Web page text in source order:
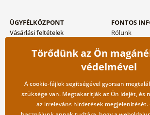
ÜGYFÉLKÖZPONT
Vásárlási feltételek
Szállítási és fizetési módok
FONTOS
Rólunk
Blog
Kapcsolat
Törődünk az Ön
védelmével
A cookie-fájlok segítségével gyorsan
szüksége van. Megtakarítják az Ön idejét, és
az irreleváns hirdetések megjelenítését.